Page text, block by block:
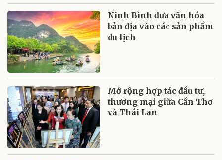
Ninh Bình đưa văn hóa
bản địa vào các sản phẩm
du lịch
Mở rộng hợp tác đầu tư,
thương mại giữa Cần Thơ
và Thái Lan